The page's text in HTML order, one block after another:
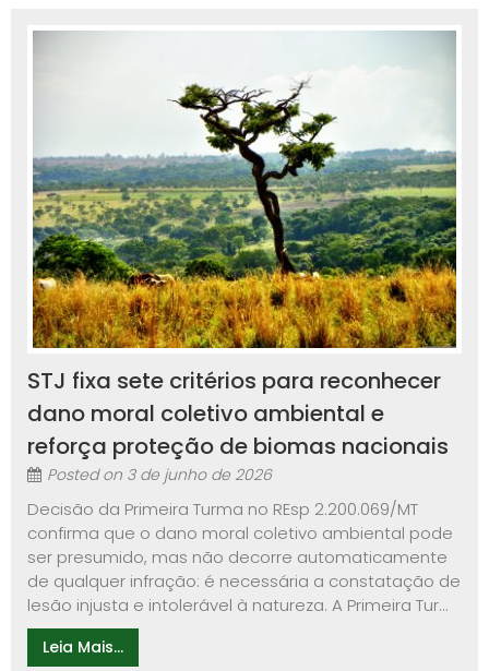
STJ fixa sete critérios para reconhecer
dano moral coletivo ambiental e
reforça proteção de biomas nacionais
Posted on 3 de junho de 2026
Decisão da Primeira Turma no REsp 2.200.069/MT
confirma que o dano moral coletivo ambiental pode
ser presumido, mas não decorre automaticamente
de qualquer infração: é necessária a constatação de
lesão injusta e intolerável à natureza. A Primeira Tur...
Leia Mais...